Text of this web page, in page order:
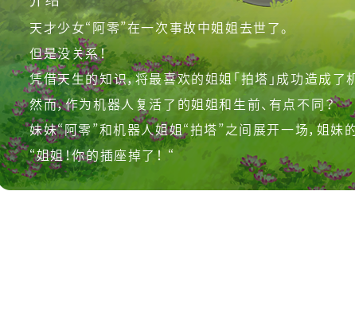
演员
天才少女“阿零”在一次事故中姐姐去世了。
但是没关系！
凭借天生的知识，将最喜欢的姐姐「拍塔」成功造成了
然而，作为机器人复活了的姐姐和生前、有点不同？
妹妹“阿零”和机器人姐姐“拍塔”之间展开一场，姐妹
“姐姐！你的插座掉了！ “